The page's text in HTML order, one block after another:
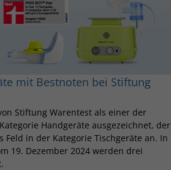
mit Bestnoten bei Stiftung
Stiftung Warentest als einer der
Handgeräte ausgezeichnet, der
in der Kategorie Tischgeräte an. In
19. Dezember 2024 werden drei